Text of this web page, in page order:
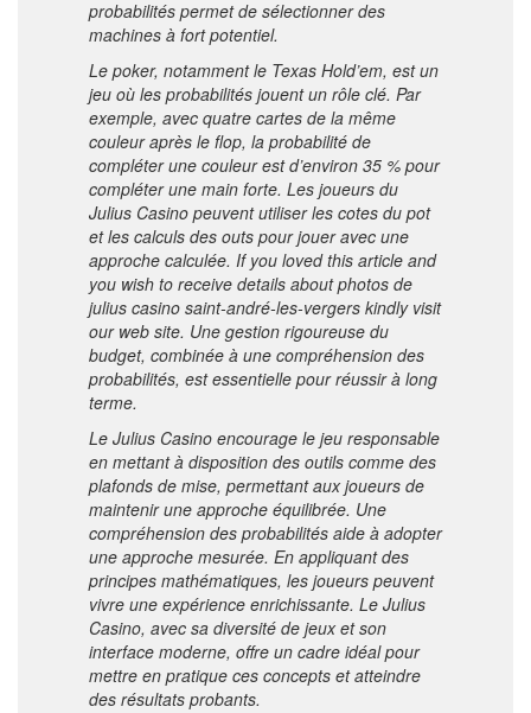
probabilités permet de sélectionner des
machines à fort potentiel.
Le poker, notamment le Texas Hold’em, est un
jeu où les probabilités jouent un rôle clé. Par
exemple, avec quatre cartes de la même
couleur après le flop, la probabilité de
compléter une couleur est d’environ 35 % pour
compléter une main forte. Les joueurs du
Julius Casino peuvent utiliser les cotes du pot
et les calculs des outs pour jouer avec une
approche calculée. If you loved this article and
you wish to receive details aboutphotos de
julius casino saint-andré-les-vergers kindly visit
our web site. Une gestion rigoureuse du
budget, combinée à une compréhension des
probabilités, est essentielle pour réussir à long
terme.
Le Julius Casino encourage le jeu responsable
en mettant à disposition des outils comme des
plafonds de mise, permettant aux joueurs de
maintenir une approche équilibrée. Une
compréhension des probabilités aide à adopter
une approche mesurée. En appliquant des
principes mathématiques, les joueurs peuvent
vivre une expérience enrichissante. Le Julius
Casino, avec sa diversité de jeux et son
interface moderne, offre un cadre idéal pour
mettre en pratique ces concepts et atteindre
des résultats probants.